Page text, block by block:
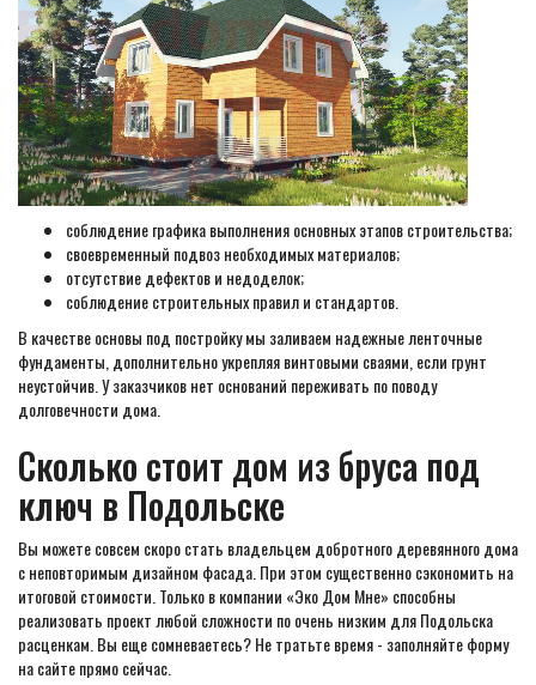
соблюдение графика выполнения основных этапов строительства;
своевременный подвоз необходимых материалов;
отсутствие дефектов и недоделок;
соблюдение строительных правил и стандартов.
В качестве основы под постройку мы заливаем надежные ленточные
фундаменты, дополнительно укрепляя винтовыми сваями, если грунт
неустойчив. У заказчиков нет оснований переживать по поводу
долговечности дома.
Сколько стоит дом из бруса под
ключ в Подольске
Вы можете совсем скоро стать владельцем добротного деревянного дома
с неповторимым дизайном фасада. При этом существенно сэкономить на
итоговой стоимости. Только в компании «Эко Дом Мне» способны
реализовать проект любой сложности по очень низким для Подольска
расценкам. Вы еще сомневаетесь? Не тратьте время - заполняйте форму
на сайте прямо сейчас.